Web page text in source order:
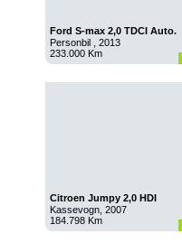
Ford S-max 2,0 TDCI Auto.
Personbil , 2013
233.000 Km
Citroen Jumpy 2,0 HDI
Kassevogn, 2007
184.798 Km